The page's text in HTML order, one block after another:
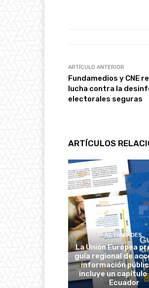
ARTÍCULO ANTERIOR
Fundamedios y CNE
lucha contra la
electorales seguras
ARTÍCULOS
ACTIVIDADES
La Unión Europea
guía regional de
información
incluye un capítulo
Ecuador